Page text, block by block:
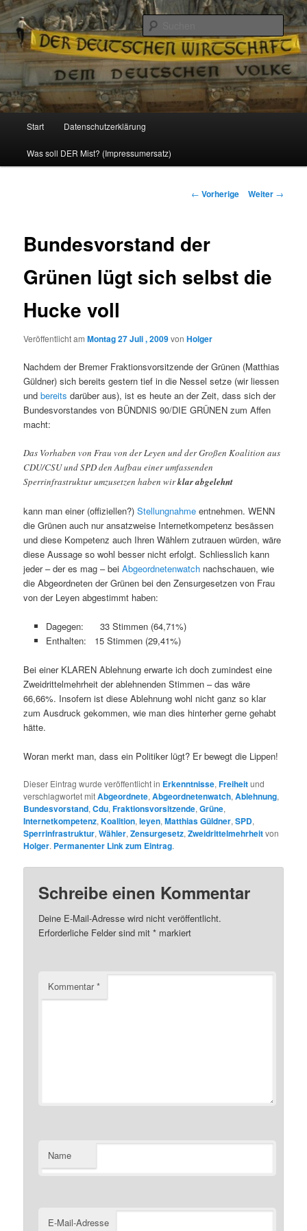
Reizzentrum
Politik, Wirtschaft, Soziales und Gesellschaft
Zum
Inhalt
Start Datenschutzerklärung
Was soll DER Mist? (Impressumersatz)
Beitrags-
← Vorherige Weiter →
Bundesvorstand der
Grünen lügt sich selbst die
Hucke voll
Veröffentlicht amMontag 27 Juli , 2009vonHolger
Nachdem der Bremer Fraktionsvorsitzende der Grünen (Matthias
Güldner) sich bereits gestern tief in die Nessel setze (wir liessen
undbereits darüber aus), ist es heute an der Zeit, dass sich der
Bundesvorstandes von BÜNDNIS 90/DIE GRÜNEN zum Affen
macht:
Das Vorhaben von Frau von der Leyen und der Großen Koalition aus
CDU/CSU und SPD den Aufbau einer umfassenden
Sperrinfrastruktur umzusetzen haben wirklar abgelehnt
kann man einer (offiziellen?)Stellungnahme entnehmen. WENN
die Grünen auch nur ansatzweise Internetkompetenz besässen
und diese Kompetenz auch Ihren Wählern zutrauen würden, wäre
diese Aussage so wohl besser nicht erfolgt. Schliesslich kann
jeder – der es mag – beiAbgeordnetenwatch nachschauen, wie
die Abgeordneten der Grünen bei den Zensurgesetzen von Frau
von der Leyen abgestimmt haben:
Dagegen: 33 Stimmen (64,71%)
Enthalten: 15 Stimmen (29,41%)
Bei einer KLAREN Ablehnung erwarte ich doch zumindest eine
Zweidrittelmehrheit der ablehnenden Stimmen – das wäre
66,66%. Insofern ist diese Ablehnung wohl nicht ganz so klar
zum Ausdruck gekommen, wie man dies hinterher gerne gehabt
hätte.
Woran merkt man, dass ein Politiker lügt? Er bewegt die Lippen!
Dieser Eintrag wurde veröffentlicht in Erkenntnisse,Freiheitund
verschlagwortet mitAbgeordnete,Abgeordnetenwatch,Ablehnung,
Bundesvorstand,Cdu,Fraktionsvorsitzende,Grüne,
Internetkompetenz,Koalition,leyen,Matthias Güldner,SPD,
Sperrinfrastruktur,Wähler,Zensurgesetz,Zweidrittelmehrheitvon
Holger. Permanenter Link zum Eintrag.
Schreibe einen Kommentar
Deine E-Mail-Adresse wird nicht veröffentlicht.
Erforderliche Felder sind mit* markiert
Kommentar*
Name
E-Mail-Adresse